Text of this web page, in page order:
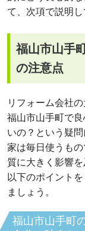
て、次項で説明し
福山市山手
の注意点
リフォーム会社
福山市山手町で
いの？という疑問
家は毎日使うも
質に大きく影響を
以下のポイント
ましょう。
福山市山手町